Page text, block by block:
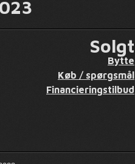
Solgt
Bytte
Køb / spørgsmål
Financieringstilbud